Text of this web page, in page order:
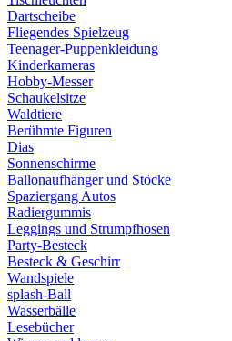
Dartscheibe
Fliegendes Spielzeug
Teenager-Puppenkleidung
Kinderkameras
Hobby-Messer
Schaukelsitze
Waldtiere
Berühmte Figuren
Dias
Sonnenschirme
Ballonaufhänger und Stöcke
Spaziergang Autos
Radiergummis
Leggings und Strumpfhosen
Party-Besteck
Besteck & Geschirr
Wandspiele
splash-Ball
Wasserbälle
Lesebücher